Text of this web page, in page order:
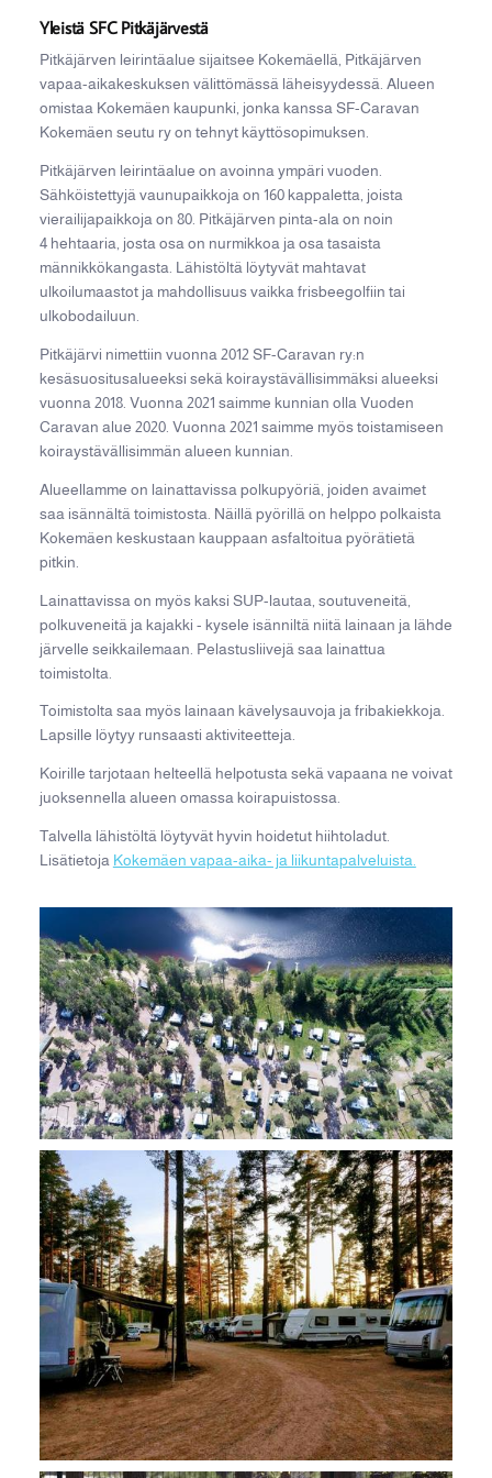
Yleistä SFC Pitkäjärvestä
Pitkäjärven leirintäalue sijaitsee Kokemäellä, Pitkäjärven
vapaa-aikakeskuksen välittömässä läheisyydessä. Alueen
omistaa Kokemäen kaupunki, jonka kanssa SF-Caravan
Kokemäen seutu ry on tehnyt käyttösopimuksen.
Pitkäjärven leirintäalue on avoinna ympäri vuoden.
Sähköistettyjä vaunupaikkoja on 160 kappaletta, joista
vierailijapaikkoja on 80. Pitkäjärven pinta-ala on noin
4 hehtaaria, josta osa on nurmikkoa ja osa tasaista
männikkökangasta. Lähistöltä löytyvät mahtavat
ulkoilumaastot ja mahdollisuus vaikka frisbeegolfiin tai
ulkobodailuun.
Pitkäjärvi nimettiin vuonna 2012 SF-Caravan ry:n
kesäsuositusalueeksi sekä koiraystävällisimmäksi alueeksi
vuonna 2018. Vuonna 2021 saimme kunnian olla Vuoden
Caravan alue 2020. Vuonna 2021 saimme myös toistamiseen
koiraystävällisimmän alueen kunnian.
Alueellamme on lainattavissa polkupyöriä, joiden avaimet
saa isännältä toimistosta. Näillä pyörillä on helppo polkaista
Kokemäen keskustaan kauppaan asfaltoitua pyörätietä
pitkin.
Lainattavissa on myös kaksi SUP-lautaa, soutuveneitä,
polkuveneitä ja kajakki - kysele isänniltä niitä lainaan ja lähde
järvelle seikkailemaan. Pelastusliivejä saa lainattua
toimistolta.
Toimistolta saa myös lainaan kävelysauvoja ja fribakiekkoja.
Lapsille löytyy runsaasti aktiviteetteja.
Koirille tarjotaan helteellä helpotusta sekä vapaana ne voivat
juoksennella alueen omassa koirapuistossa.
Talvella lähistöltä löytyvät hyvin hoidetut hiihtoladut.
Lisätietoja Kokemäen vapaa-aika- ja liikuntapalveluista.